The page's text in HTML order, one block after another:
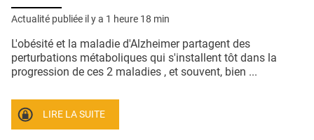
L'APP
PUBLICITÉ
CONTACT
Actualité publiée il y a 1 heure 18 min
L'obésité et la maladie d'Alzheimer partagent des
perturbations métaboliques qui s'installent tôt dans la
progression de ces 2 maladies , et souvent, bien ...
LIRE LA SUITE